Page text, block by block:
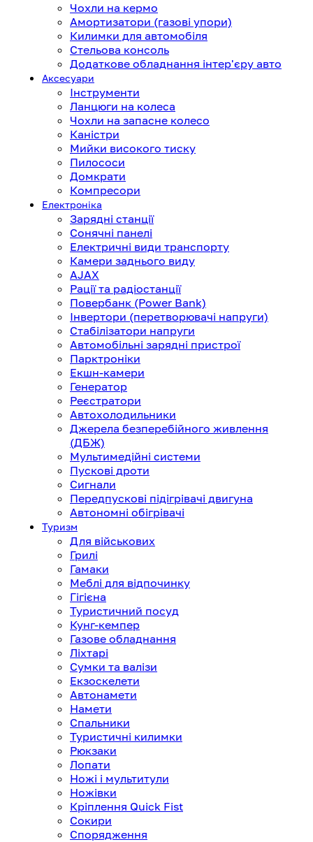
Чохли на кермо
Амортизатори (газові упори)
Килимки для автомобіля
Стельова консоль
Додаткове обладнання інтер'єру авто
Аксесуари
Інструменти
Ланцюги на колеса
Чохли на запасне колесо
Каністри
Мийки високого тиску
Пилососи
Домкрати
Компресори
Електроніка
Зарядні станції
Сонячні панелі
Електричні види транспорту
Камери заднього виду
AJAX
Рації та радіостанції
Повербанк (Power Bank)
Інвертори (перетворювачі напруги)
Стабілізатори напруги
Автомобільні зарядні пристрої
Парктроніки
Екшн-камери
Генератор
Реєстратори
Автохолодильники
Джерела безперебійного живлення
(ДБЖ)
Мультимедійні системи
Пускові дроти
Сигнали
Передпускові підігрівачі двигуна
Автономні обігрівачі
Туризм
Для військових
Грилі
Гамаки
Меблі для відпочинку
Гігієна
Туристичний посуд
Кунг-кемпер
Газове обладнання
Ліхтарі
Сумки та валізи
Екзоскелети
Автонамети
Намети
Спальники
Туристичні килимки
Рюкзаки
Лопати
Ножі і мультитули
Ножівки
Кріплення Quick Fist
Сокири
Спорядження